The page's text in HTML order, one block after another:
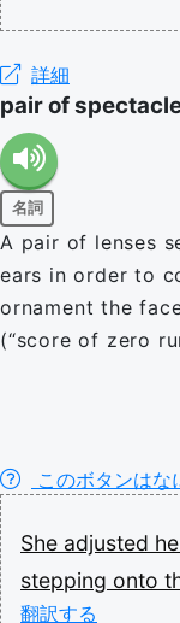
詳細
pair of
名詞
A pair of lenses
ears in order to
ornament the
(“score of zero
このボタンはな
She adjusted
stepping onto
翻訳する